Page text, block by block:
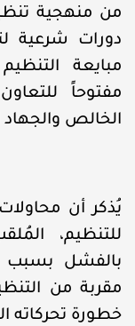
من منهجية
دورات شرعية
مبايعة
مفتوحاً
الخالص
يُذكر أن
للتنظيم،
بالفشل بسبب
مقربة من
خطورة تحركاته